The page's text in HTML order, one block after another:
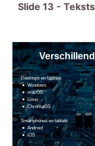
Slide 13 -
Desktops en laptops
Windows
macOS
Linux
ChromeOS
Smartphones en tablets
Android
iOS